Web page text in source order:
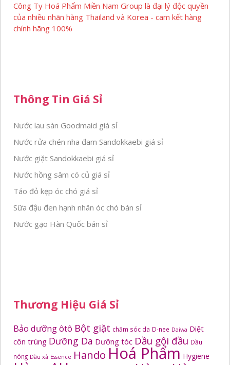
Công Ty Hoá Phẩm Miền Nam Group là đại lý độc quyền
của nhiều nhãn hàng Thailand và Korea - cam kết hàng
chính hãng 100%
Thông Tin Giá Sỉ
Nước lau sàn Goodmaid giá sỉ
Nước rửa chén nha đam Sandokkaebi giá sỉ
Nước giặt Sandokkaebi giá sỉ
Nước hồng sâm có củ giá sỉ
Táo đỏ kẹp óc chó giá sỉ
Sữa đậu đen hạnh nhân óc chó bán sỉ
Nước gạo Hàn Quốc bán sỉ
Thương Hiệu Giá Sỉ
Bảo dưỡng ôtô Bột giặt chăm sóc da D-nee Daiwa Diệt
côn trùng Dưỡng Da Dưỡng tóc Dầu gội đầu Dầu
nóng Dầu xả Essence Hando Hoá Phẩm Hygiene